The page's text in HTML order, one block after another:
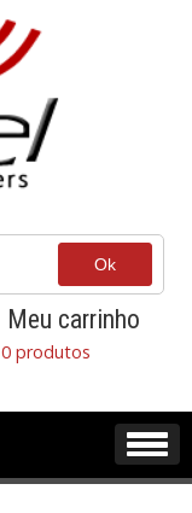
Meu carrinho
0 produtos